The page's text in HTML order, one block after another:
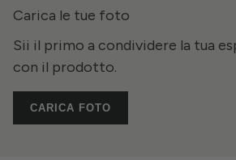
Carica le tue foto
Sii il primo a condividere la tua
con il prodotto.
CARICA FOTO